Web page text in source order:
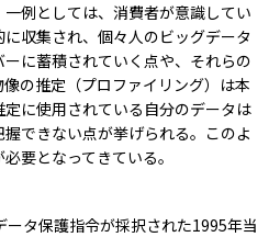
例としては、消費者が意識してい
収集され、個々人のビッグデータ
に蓄積されていく点や、それらの
の推定（プロファイリング）は本
に使用されている自分のデータは
できない点が挙げられる。このよ
要となってきている。
タ保護指令が採択された1995年当